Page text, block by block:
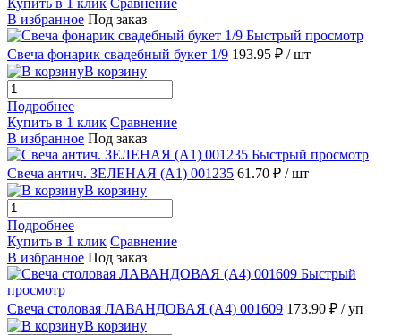
Купить в 1 клик Сравнение
В избранное Под заказ
Быстрый просмотр
Свеча фонарик свадебный букет 1/9 193.95 ₽ / шт
В корзину
Подробнее
Купить в 1 клик Сравнение
В избранное Под заказ
Быстрый просмотр
Свеча антич. ЗЕЛЕНАЯ (А1) 001235 61.70 ₽ / шт
В корзину
Подробнее
Купить в 1 клик Сравнение
В избранное Под заказ
Быстрый
просмотр
Свеча столовая ЛАВАНДОВАЯ (А4) 001609 173.90 ₽ / уп
В корзину